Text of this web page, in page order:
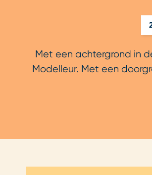
Met een achtergrond in
Modelleur. Met een